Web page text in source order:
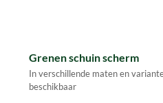
Grenen schuin scherm
In verschillende maten en
beschikbaar